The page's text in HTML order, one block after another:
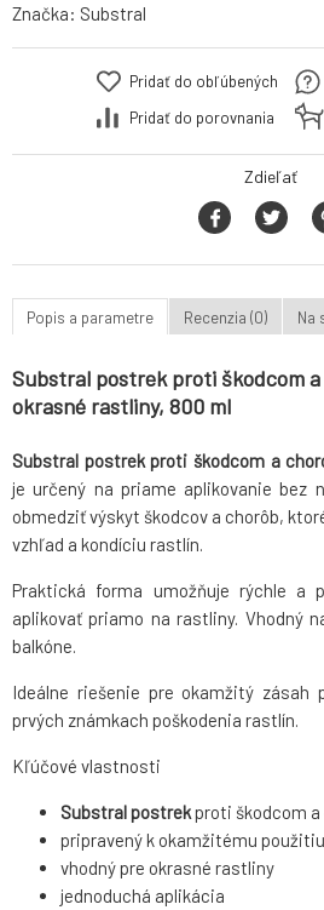
Značka: Substral
Pridať do obľúbených
Pridať do porovnania
Zdieľať
Popis a parametre Recenzia (0) Na
Substral postrek proti škodcom
okrasné rastliny, 800 ml
Substral postrek proti škodcom a
je určený na priame aplikovanie bez
obmedziť výskyt škodcov a chorôb,
vzhľad a kondíciu rastlín.
Praktická forma umožňuje rýchle a
aplikovať priamo na rastliny. Vhodný
balkóne.
Ideálne riešenie pre okamžitý zásah
prvých známkach poškodenia rastlín.
Kľúčové vlastnosti
Substral postrekproti škodcom
pripravený k okamžitému použitiu
vhodný pre okrasné rastliny
jednoduchá aplikácia